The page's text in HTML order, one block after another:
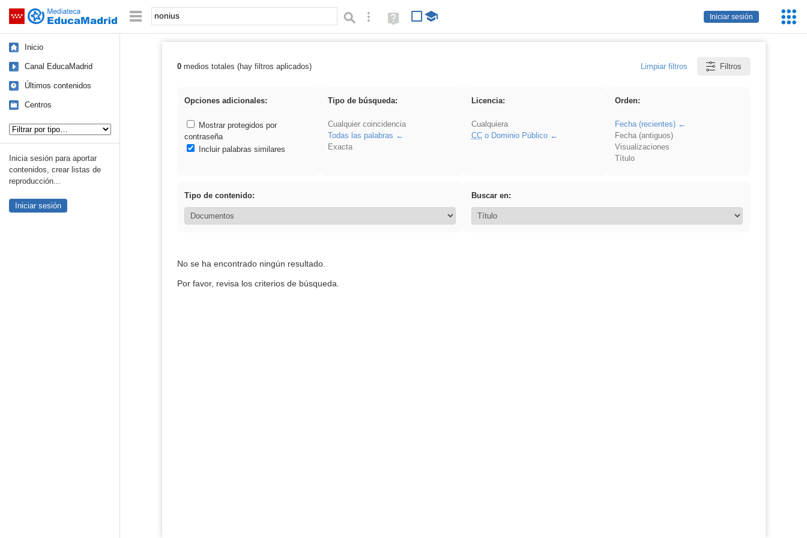
Saltar navegación
Iniciar sesión
Palabra o frase: Búsqueda avanzada
Ayuda
(en
Inicio
Canal EducaMadrid
Últimos contenidos
Centros
Inicia sesión para aportar
contenidos, crear listas de
reproducción...
Iniciar sesión
Resultados de: nonius
0medios totales (hay filtros aplicados) Limpiar filtros Filtros
Opciones adicionales:
Mostrar protegidos por
contraseña
Incluir palabras similares
Tipo de búsqueda:
Cualquier coincidencia
Todas las palabras
Exacta
Licencia:
Cualquiera
CCo Dominio Público
Orden:
Fecha (recientes)
Fecha (antiguos)
Visualizaciones
Título
Tipo de contenido: Buscar en:
No se ha encontrado ningún resultado.
Por favor, revisa los criterios de búsqueda.